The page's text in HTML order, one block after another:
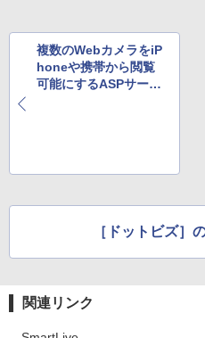
複数のWebカメラをiP
honeや携帯から閲覧
可能にするASPサービ
［ドットビズ］
関連リンク